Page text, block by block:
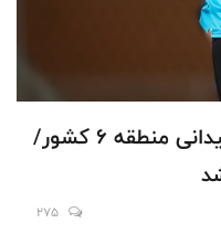
مسابقات استعدادیابی دو و میدانی منطقه 6 کشور/
275